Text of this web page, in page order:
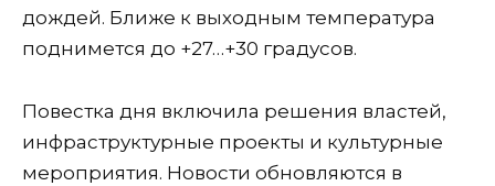
дождей. Ближе к выходным температура
поднимется до +27…+30 градусов.
Повестка дня включила решения властей,
инфраструктурные проекты и культурные
мероприятия. Новости обновляются в